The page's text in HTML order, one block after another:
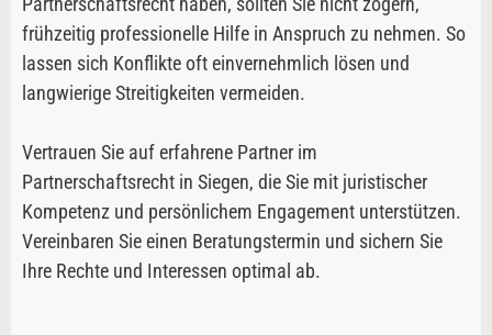
frühzeitig professionelle Hilfe in Anspruch zu nehmen. So
lassen sich Konflikte oft einvernehmlich lösen und
langwierige Streitigkeiten vermeiden.
Vertrauen Sie auf erfahrene Partner im
Partnerschaftsrecht in Siegen, die Sie mit juristischer
Kompetenz und persönlichem Engagement unterstützen.
Vereinbaren Sie einen Beratungstermin und sichern Sie
Ihre Rechte und Interessen optimal ab.